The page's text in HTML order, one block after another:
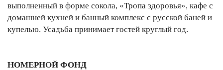
выполненный в форме сокола, «Тропа здоровья», кафе с
домашней кухней и банный комплекс с русской баней и
купелью. Усадьба принимает гостей круглый год.
НОМЕРНОЙ ФОНД